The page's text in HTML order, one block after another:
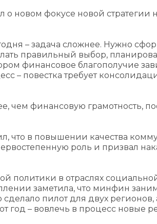
о новом фокусе новой стратегии
– задача сложнее. Нужно
правильный выбор,
финансовое благополучие
– повестка требует
чем финансовую грамотность,
что в повышении качества
роль и призвал
политики в отраслях
заметила, что минфин
пилот для двух регионов,
год – вовлечь в процесс новые